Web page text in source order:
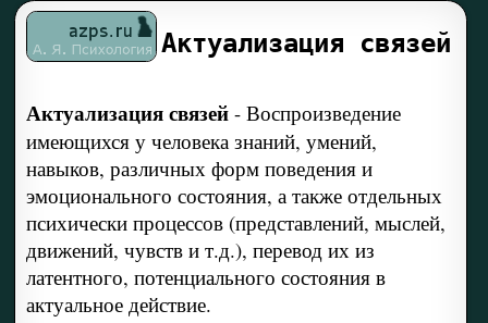
Актуализация связей
Актуализация связей- Воспроизведение
имеющихся у человека знаний, умений,
навыков, различных форм поведения и
эмоционального состояния, а также отдельных
психически процессов (представлений, мыслей,
движений, чувств и т.д.), перевод их из
латентного, потенциального состояния в
актуальное действие.